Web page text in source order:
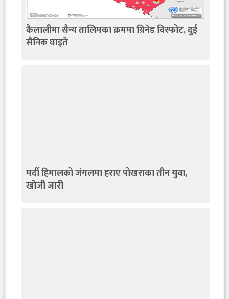
कैलालीमा सैन्य तालिमका क्रममा ग्रिनेड विस्फोट, दुई
सैनिक घाइते
मर्दी हिमालको जंगलमा हराए पोखराका तीन युवा,
खोजी जारी